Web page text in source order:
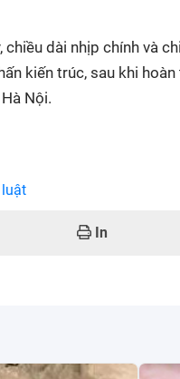
dài nhịp chính và
kiến trúc, sau khi hoàn
Nội.
In